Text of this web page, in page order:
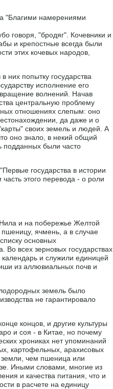
"Благими намерениями
говоря, "бродяг". Кочевники и
и крепостные всегда были
этих кочевых народов,
них попытку государства
исполнение его
волнений. Начав
центральную проблему
отношениях слепым: оно
да даже и о
своих земель и людей. А
оно знало, в некий общий
подданных были часто
государства в истории
этого перевода - о роли
и на побережье Желтой
ячмень, а в случае
основных
Во всех зерновых государствах
и служили единицей
из аллювиальных почв и
земель было
не гарантировало
концов, и другие культуры
и соя - в Китае, но почему
хрониках нет упоминаний
картофельных, арахисовых
земли, чем пшеница или
Иными словами, многие из
и качества питания, что и
в расчете на единицу